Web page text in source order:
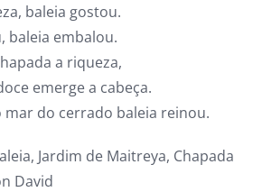
baleia gostou.
baleia embalou.
a riqueza,
emerge a cabeça.
mar do cerrado baleia reinou.
Jardim de Maitreya, Chapada
David